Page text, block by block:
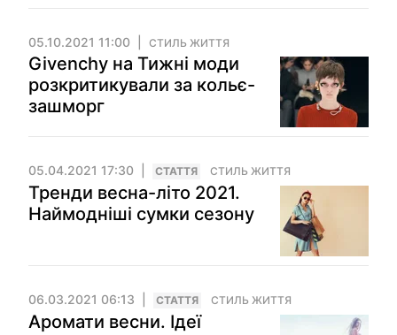
05.10.2021 11:00 СТИЛЬ ЖИТТЯ
Givenchy на Тижні моди
розкритикували за кольє-
зашморг
05.04.2021 17:30 СТАТТЯ СТИЛЬ ЖИТТЯ
Тренди весна-літо 2021.
Наймодніші сумки сезону
06.03.2021 06:13 СТАТТЯ СТИЛЬ ЖИТТЯ
Аромати весни. Ідеї